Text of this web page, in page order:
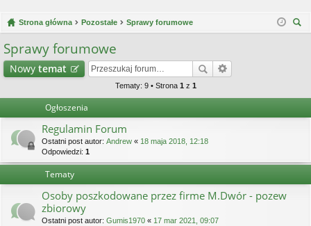
Strona główna Pozostałe
Sprawy forumowe
Sprawy forumowe
Nowy temat
Tematy: 9 • Strona 1 z 1
Ogłoszenia
Regulamin Forum
Ostatni post autor: Andrew « 18 maja 2018, 12:18
Odpowiedzi: 1
Tematy
Osoby poszkodowane przez firme M.Dwór - pozew
zbiorowy
Ostatni post autor: Gumis1970 « 17 mar 2021, 09:07